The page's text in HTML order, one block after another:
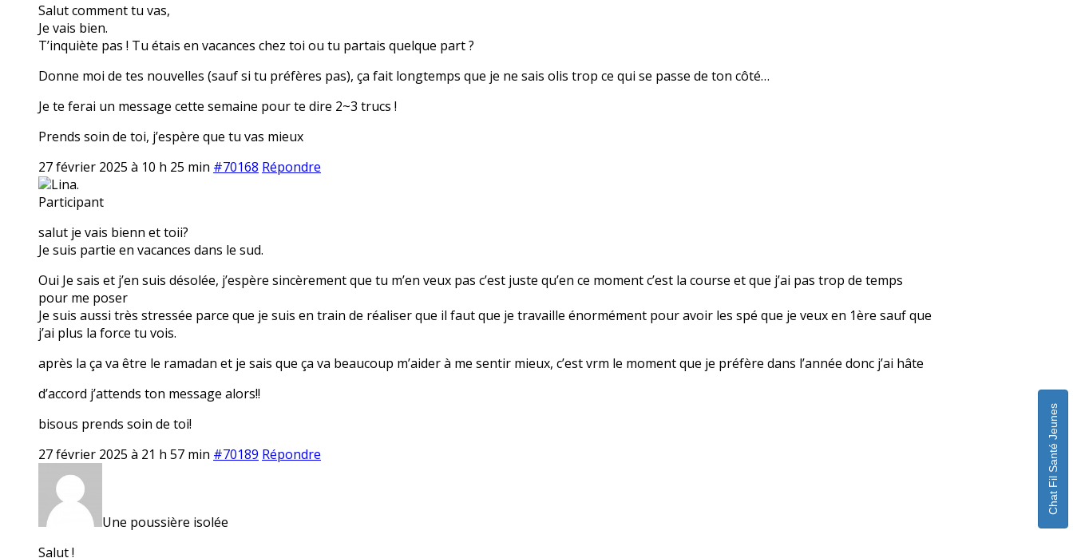
Salut comment tu vas,
Je vais bien.
T’inquiète pas ! Tu étais en vacances chez toi ou tu partais quelque part ?
Donne moi de tes nouvelles (sauf si tu préfères pas), ça fait longtemps que je ne sais olis trop ce qui se passe de ton côté…
Je te ferai un message cette semaine pour te dire 2~3 trucs !
Prends soin de toi, j’espère que tu vas mieux
27 février 2025 à 10 h 25 min #70168 Répondre
Lina.
Participant
salut je vais bienn et toii?
Je suis partie en vacances dans le sud.
Oui Je sais et j’en suis désolée, j’espère sincèrement que tu m’en veux pas c’est juste qu’en ce moment c’est la course et que j’ai pas trop de temps
pour me poser
Je suis aussi très stressée parce que je suis en train de réaliser que il faut que je travaille énormément pour avoir les spé que je veux en 1ère sauf que
j’ai plus la force tu vois.
après la ça va être le ramadan et je sais que ça va beaucoup m’aider à me sentir mieux, c’est vrm le moment que je préfère dans l’année donc j’ai hâte
d’accord j’attends ton message alors!!
bisous prends soin de toi!
27 février 2025 à 21 h 57 min #70189 Répondre
Une poussière isolée
Salut !
Chat Fil Santé Jeunes